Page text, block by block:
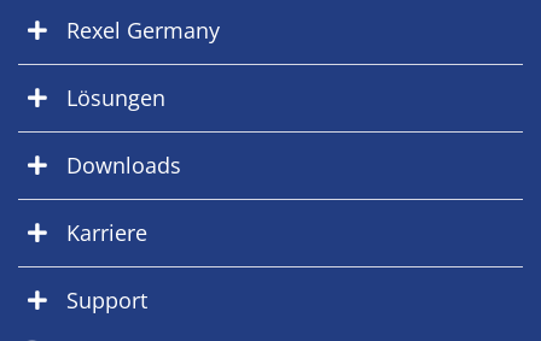
Rexel Germany
Lösungen
Downloads
Karriere
Support